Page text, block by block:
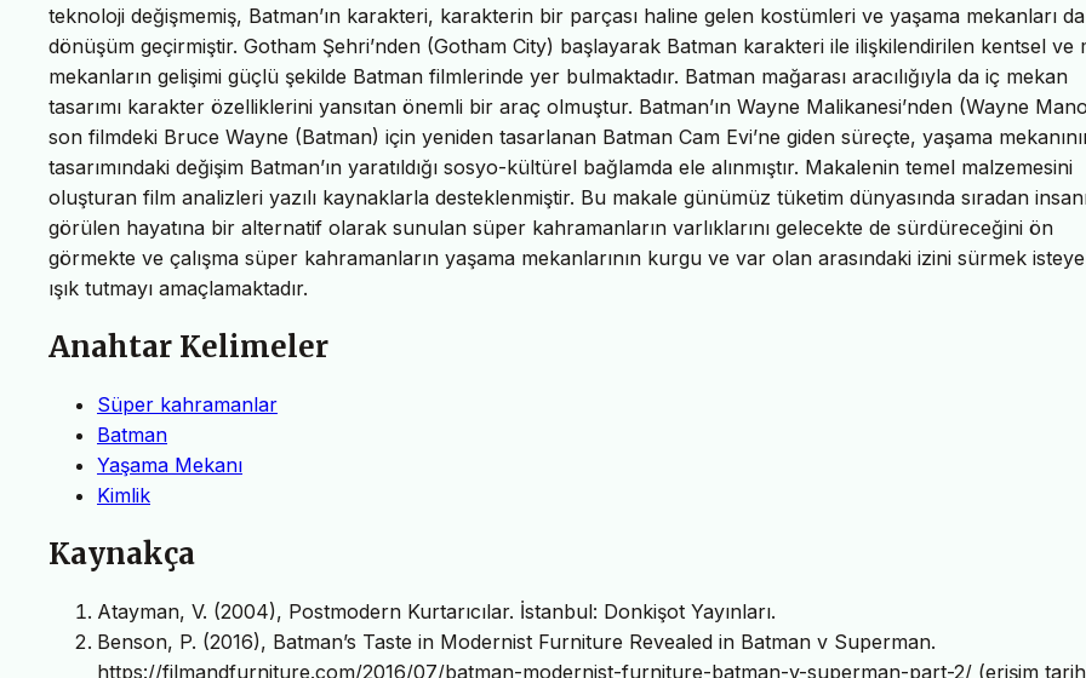
teknoloji değişmemiş, Batman’ın karakteri, karakterin bir parçası haline gelen kostümleri ve yaşama mekanları da
dönüşüm geçirmiştir. Gotham Şehri’nden (Gotham City) başlayarak Batman karakteri ile ilişkilendirilen kentsel ve
mekanların gelişimi güçlü şekilde Batman filmlerinde yer bulmaktadır. Batman mağarası aracılığıyla da iç mekan
tasarımı karakter özelliklerini yansıtan önemli bir araç olmuştur. Batman’ın Wayne Malikanesi’nden (Wayne
son filmdeki Bruce Wayne (Batman) için yeniden tasarlanan Batman Cam Evi’ne giden süreçte, yaşama
tasarımındaki değişim Batman’ın yaratıldığı sosyo-kültürel bağlamda ele alınmıştır. Makalenin temel malzemesini
oluşturan film analizleri yazılı kaynaklarla desteklenmiştir. Bu makale günümüz tüketim dünyasında sıradan
görülen hayatına bir alternatif olarak sunulan süper kahramanların varlıklarını gelecekte de sürdüreceğini ön
görmekte ve çalışma süper kahramanların yaşama mekanlarının kurgu ve var olan arasındaki izini sürmek
ışık tutmayı amaçlamaktadır.
Anahtar Kelimeler
Süper kahramanlar
Batman
Yaşama Mekanı
Kimlik
Kaynakça
Atayman, V. (2004), Postmodern Kurtarıcılar. İstanbul: Donkişot Yayınları.
Benson, P. (2016), Batman’s Taste in Modernist Furniture Revealed in Batman v Superman.
https://filmandfurniture.com/2016/07/batman-modernist-furniture-batman-v-superman-part-2/ (erişim